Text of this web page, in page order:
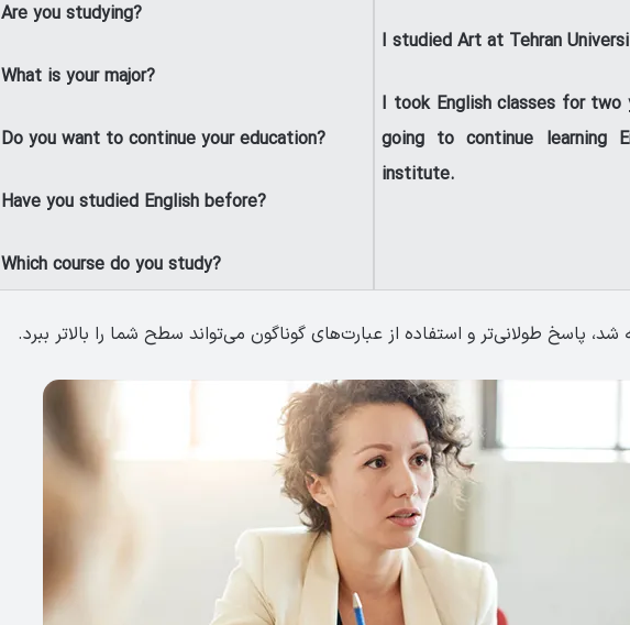
I studied Art at Tehran
I took English classes for two
going to continue learning
institute.
Are you studying?
What is your major?
Do you want to continue your education?
Have you studied English before?
Which course do you study?
پاسخ طولانی‌تر و استفاده از عبارت‌های گوناگون می‌تواند سطح شما را بالاتر ببرد.